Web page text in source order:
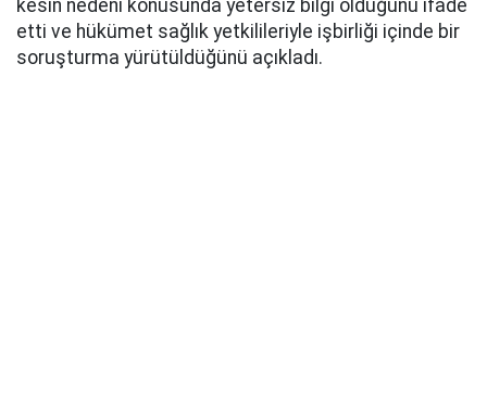
kesin nedeni konusunda yetersiz bilgi olduğunu ifade
etti ve hükümet sağlık yetkilileriyle işbirliği içinde bir
soruşturma yürütüldüğünü açıkladı.